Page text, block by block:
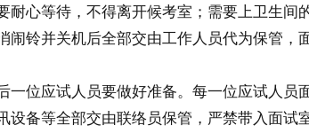
耐心等待，不得离开候考室；需要上卫生
闹铃并关机后全部交由工作人员代为保管
一位应试人员要做好准备。每一位应试人
设备等全部交由联络员保管，严禁带入面试